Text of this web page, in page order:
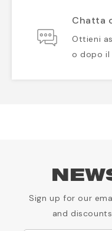
Chatta
Ottieni
o dopo il
Sign up for our
and